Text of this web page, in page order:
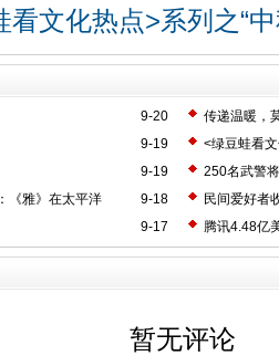
看文化热点>系列之“
9-20
传递温暖，
9-19
<绿豆蛙看
9-19
250名武警
9-18
《雅》在太平洋
民间爱好者
9-17
腾讯4.48亿
暂无评论